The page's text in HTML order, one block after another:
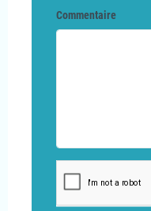
Commentaire